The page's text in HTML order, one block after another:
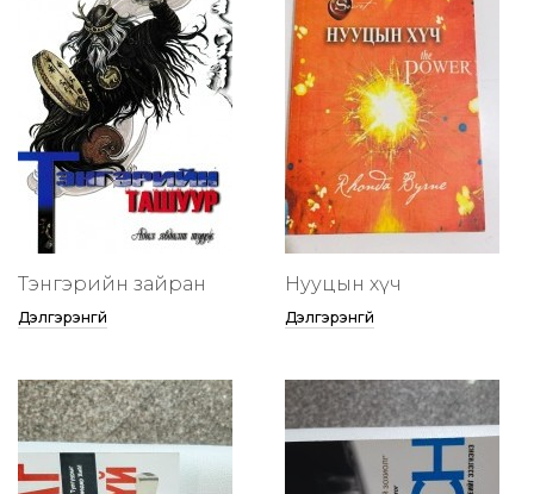
Тэнгэрийн зайран
Дэлгэрэнгүй
Нууцын хүч
Дэлгэрэнгүй